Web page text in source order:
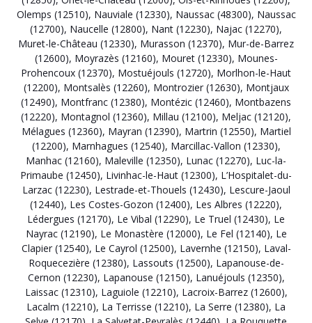
Olemps (12510), Nauviale (12330), Naussac (48300), Naussac
(12700), Naucelle (12800), Nant (12230), Najac (12270),
Muret-le-Château (12330), Murasson (12370), Mur-de-Barrez
(12600), Moyrazès (12160), Mouret (12330), Mounes-
Prohencoux (12370), Mostuéjouls (12720), Morlhon-le-Haut
(12200), Montsalès (12260), Montrozier (12630), Montjaux
(12490), Montfranc (12380), Montézic (12460), Montbazens
(12220), Montagnol (12360), Millau (12100), Meljac (12120),
Mélagues (12360), Mayran (12390), Martrin (12550), Martiel
(12200), Marnhagues (12540), Marcillac-Vallon (12330),
Manhac (12160), Maleville (12350), Lunac (12270), Luc-la-
Primaube (12450), Livinhac-le-Haut (12300), L’Hospitalet-du-
Larzac (12230), Lestrade-et-Thouels (12430), Lescure-Jaoul
(12440), Les Costes-Gozon (12400), Les Albres (12220),
Lédergues (12170), Le Vibal (12290), Le Truel (12430), Le
Nayrac (12190), Le Monastère (12000), Le Fel (12140), Le
Clapier (12540), Le Cayrol (12500), Lavernhe (12150), Laval-
Roquecezière (12380), Lassouts (12500), Lapanouse-de-
Cernon (12230), Lapanouse (12150), Lanuéjouls (12350),
Laissac (12310), Laguiole (12210), Lacroix-Barrez (12600),
Lacalm (12210), La Terrisse (12210), La Serre (12380), La